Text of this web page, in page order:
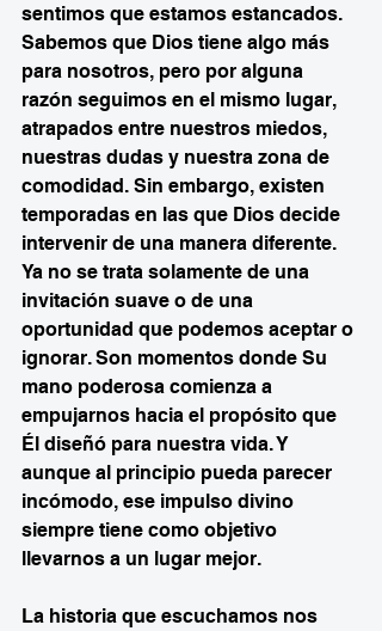
sentimos que estamos estancados.
Sabemos que Dios tiene algo más
para nosotros, pero por alguna
razón seguimos en el mismo lugar,
atrapados entre nuestros miedos,
nuestras dudas y nuestra zona de
comodidad. Sin embargo, existen
temporadas en las que Dios decide
intervenir de una manera diferente.
Ya no se trata solamente de una
invitación suave o de una
oportunidad que podemos aceptar o
ignorar. Son momentos donde Su
mano poderosa comienza a
empujarnos hacia el propósito que
Él diseñó para nuestra vida. Y
aunque al principio pueda parecer
incómodo, ese impulso divino
siempre tiene como objetivo
llevarnos a un lugar mejor.
La historia que escuchamos nos